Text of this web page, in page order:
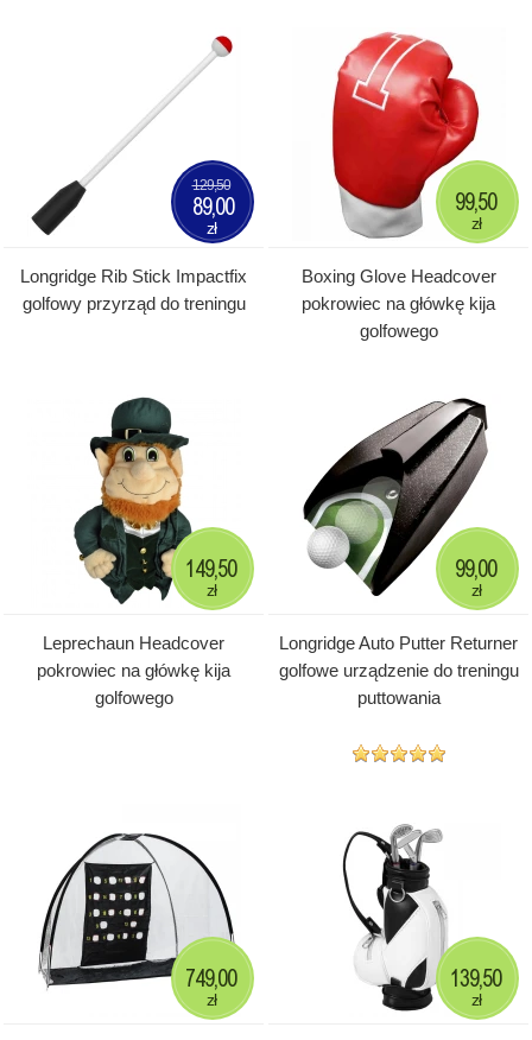
Longridge Rib Stick Impactfix
golfowy przyrząd do treningu
129,50
89,00
zł
Boxing Glove Headcover
pokrowiec na główkę kija
golfowego
99,50
zł
Leprechaun Headcover
pokrowiec na główkę kija
golfowego
149,50
zł
Longridge Auto Putter Returner
golfowe urządzenie do treningu
puttowania
99,00
zł
749,00
zł
139,50
zł